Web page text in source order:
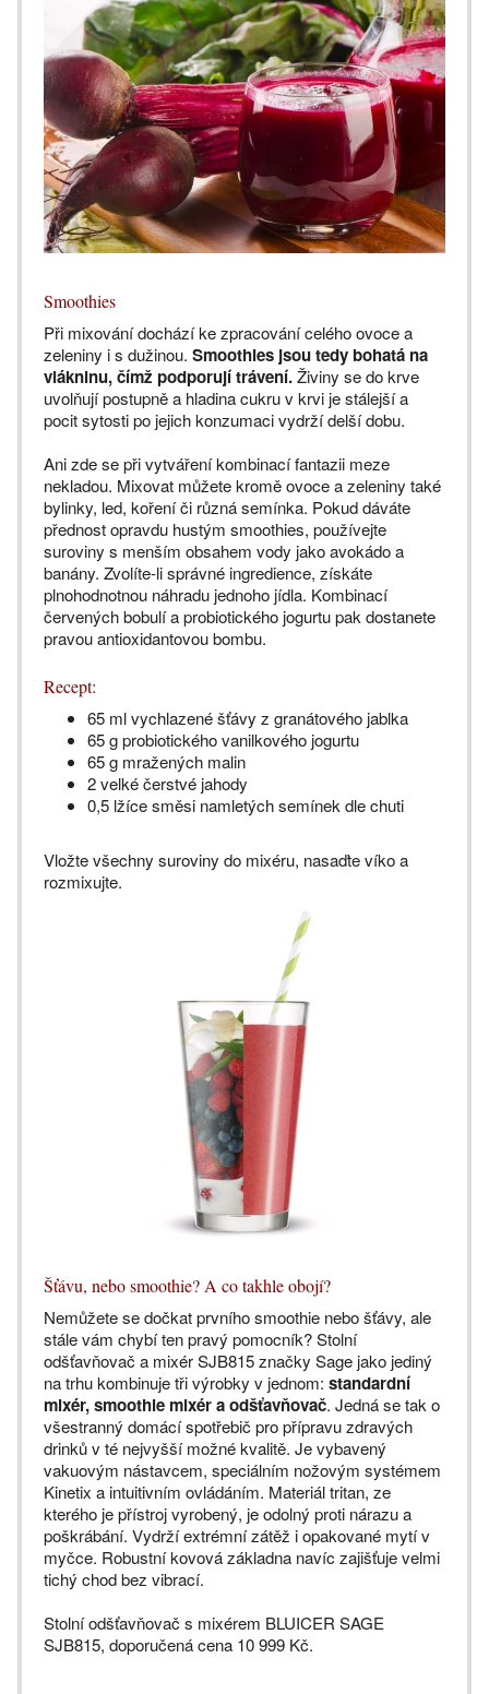
Smoothies
Při mixování dochází ke zpracování celého ovoce a
zeleniny i s dužinou. Smoothies jsou tedy bohatá na
vlákninu, čímž podporují trávení.Živiny se do krve
uvolňují postupně a hladina cukru v krvi je stálejší a
pocit sytosti po jejich konzumaci vydrží delší dobu.
Ani zde se při vytváření kombinací fantazii meze
nekladou. Mixovat můžete kromě ovoce a zeleniny také
bylinky, led, koření či různá semínka. Pokud dáváte
přednost opravdu hustým smoothies, používejte
suroviny s menším obsahem vody jako avokádo a
banány. Zvolíte-li správné ingredience, získáte
plnohodnotnou náhradu jednoho jídla. Kombinací
červených bobulí a probiotického jogurtu pak dostanete
pravou antioxidantovou bombu.
Recept:
65 ml vychlazené šťávy z granátového jablka
65 g probiotického vanilkového jogurtu
65 g mražených malin
2 velké čerstvé jahody
0,5 lžíce směsi namletých semínek dle chuti
Vložte všechny suroviny do mixéru, nasaďte víko a
rozmixujte.
Šťávu, nebo smoothie? A co takhle obojí?
Nemůžete se dočkat prvního smoothie nebo šťávy, ale
stále vám chybí ten pravý pomocník? Stolní
odšťavňovač a mixér SJB815 značky Sage jako jediný
na trhu kombinuje tři výrobky v jednom: standardní
mixér, smoothie mixér a odšťavňovač. Jedná se tak o
všestranný domácí spotřebič pro přípravu zdravých
drinků v té nejvyšší možné kvalitě. Je vybavený
vakuovým nástavcem, speciálním nožovým systémem
Kinetix a intuitivním ovládáním. Materiál tritan, ze
kterého je přístroj vyrobený, je odolný proti nárazu a
poškrábání. Vydrží extrémní zátěž i opakované mytí v
myčce. Robustní kovová základna navíc zajišťuje velmi
tichý chod bez vibrací.
Stolní odšťavňovač s mixérem BLUICER SAGE
SJB815, doporučená cena 10 999 Kč.